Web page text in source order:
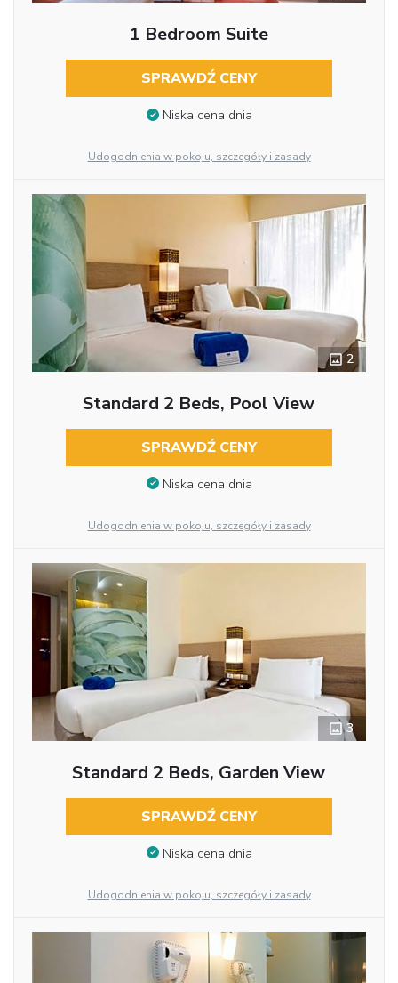
1 Bedroom Suite
SPRAWDŹ CENY
Niska cena dnia
Udogodnienia w pokoju, szczegóły i zasady
2
Standard 2 Beds, Pool View
SPRAWDŹ CENY
Niska cena dnia
Udogodnienia w pokoju, szczegóły i zasady
3
Standard 2 Beds, Garden View
SPRAWDŹ CENY
Niska cena dnia
Udogodnienia w pokoju, szczegóły i zasady